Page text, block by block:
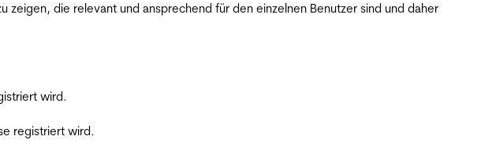
die relevant und ansprechend für den einzelnen Benutzer sind und daher
wird.
registriert wird.